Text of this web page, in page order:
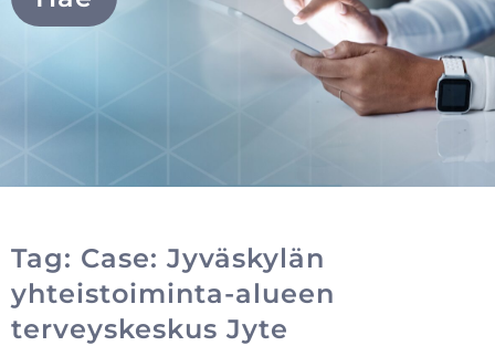
Tag: Case: Jyväskylän
yhteistoiminta-alueen
terveyskeskus Jyte